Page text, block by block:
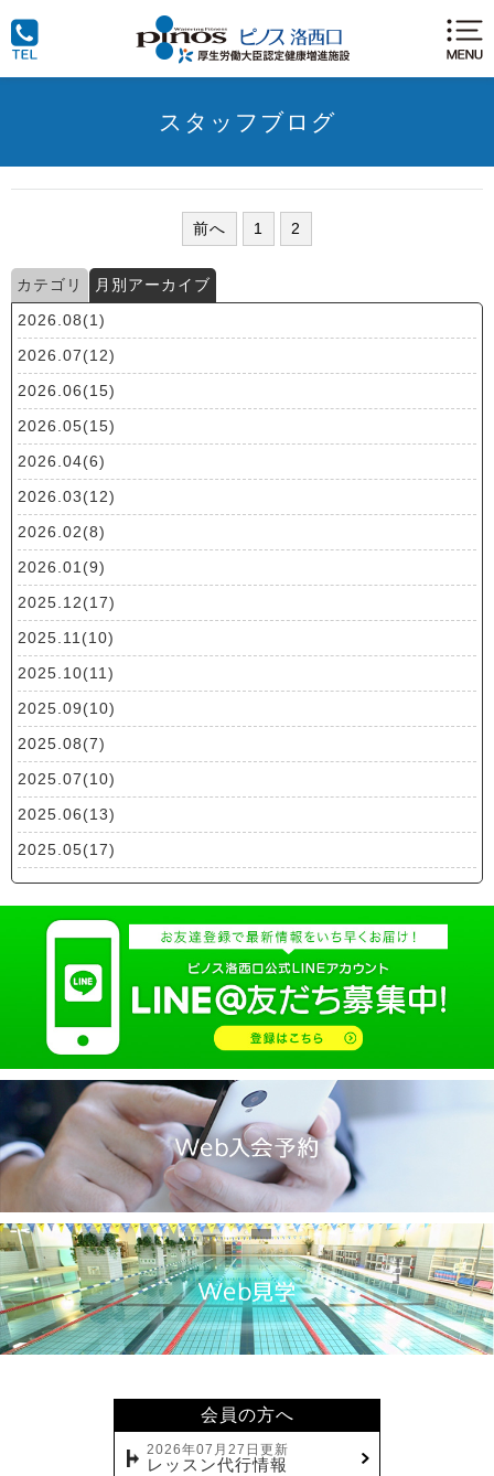
スタッフブログ
前へ 1 2
カテゴリ
月別アーカイブ
2026.08(1)
2026.07(12)
2026.06(15)
2026.05(15)
2026.04(6)
2026.03(12)
2026.02(8)
2026.01(9)
2025.12(17)
2025.11(10)
2025.10(11)
2025.09(10)
2025.08(7)
2025.07(10)
2025.06(13)
2025.05(17)
2025.04(19)
2025.03(10)
2025.01(14)
2024.12(14)
2024.10(18)
2024.09(15)
2024.08(21)
2024.07(20)
2024.06(29)
2024.05(22)
2024.04(20)
2024.03(16)
会員の方へ
2026年07月27日更新
レッスン代行情報